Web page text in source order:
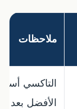
ملاحظات
التاكسي
الأفضل بعد